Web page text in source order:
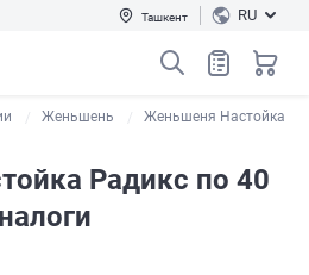
Ташкент RU
Женьшень Женьшеня Настойка
Радикс по 40